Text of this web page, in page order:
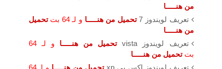
من هنـــــا
تعريف لويندوز 7
تحميل من هنـــــا و لـ 64 بت
تحميل
من هنـــــا
تعريف لويندوز vista
تحميل من هنـــــا
و لـ 64
بت تحميل من هنـــــا
تعريف لويندوز اكس بي xp
تحميل من هنـــــا
و لـ 64